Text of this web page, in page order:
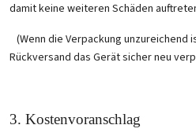
damit keine weiteren Schäden
(Wenn die Verpackung unzureichend
Rückversand das Gerät sicher neu
3. Kostenvoranschlag